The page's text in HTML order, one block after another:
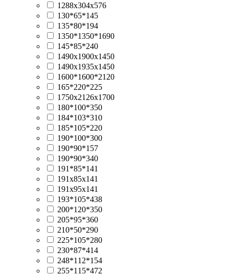
1288х304х576
130*65*145
135*80*194
1350*1350*1690
145*85*240
1490х1900х1450
1490х1935х1450
1600*1600*2120
165*220*225
1750х2126х1700
180*100*350
184*103*310
185*105*220
190*100*300
190*90*157
190*90*340
191*85*141
191х85х141
191х95х141
193*105*438
200*120*350
205*95*360
210*50*290
225*105*280
230*87*414
248*112*154
255*115*472